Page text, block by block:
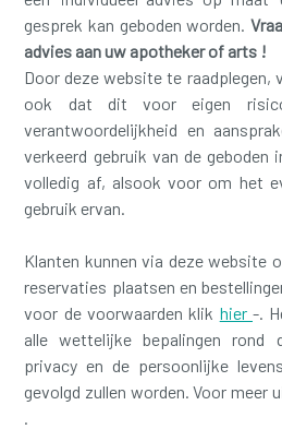
gesprek kan geboden worden.
advies aan uw apotheker of arts !
Door deze website te raadplegen,
ook dat dit voor eigen
verantwoordelijkheid en
verkeerd gebruik van de
volledig af, alsook voor om het
gebruik ervan.
Klanten kunnen via deze website
reservaties plaatsen en
voor de voorwaarden klik hier-.
alle wettelijke bepalingen rond
privacy en de persoonlijke
gevolgd zullen worden. Voor meer
.